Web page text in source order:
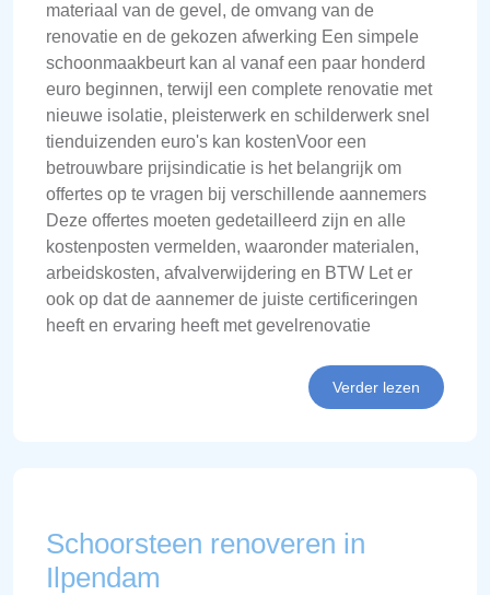
materiaal van de gevel, de omvang van de
renovatie en de gekozen afwerking Een simpele
schoonmaakbeurt kan al vanaf een paar honderd
euro beginnen, terwijl een complete renovatie met
nieuwe isolatie, pleisterwerk en schilderwerk snel
tienduizenden euro's kan kostenVoor een
betrouwbare prijsindicatie is het belangrijk om
offertes op te vragen bij verschillende aannemers
Deze offertes moeten gedetailleerd zijn en alle
kostenposten vermelden, waaronder materialen,
arbeidskosten, afvalverwijdering en BTW Let er
ook op dat de aannemer de juiste certificeringen
heeft en ervaring heeft met gevelrenovatie
Verder lezen
Schoorsteen renoveren in
Ilpendam